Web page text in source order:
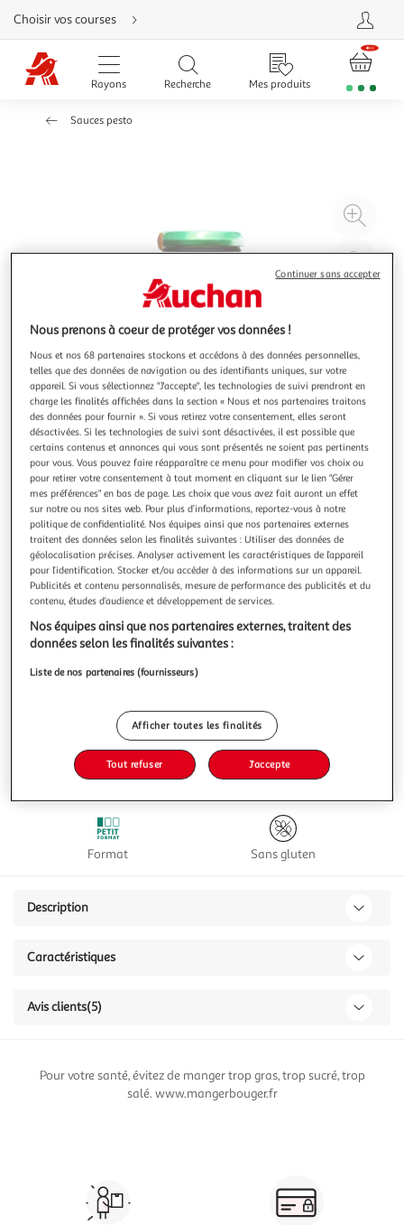
Aller
directement
au
contenu
Aller
directement
Aller
d'aide
Choisir vos courses
Rayons Recherche Mes produits
Sauces pesto
à
3.8 (5)
SACLA
Sauce pesto bio alla genovese sans gluten en bocal
Découvrez notre recette de sauce Pesto alla genovese bio
Saclà. Saclà spécialiste des sauces italiennes. Grand
classique de la cuisine italienne élaboré à partir d'un
basilic 100% Italie. Idéale sur des pâtes saupoudrées de
parmesan. Basilic 100% Italie, convient aux cœliaques.
En savoir +
Vous voulez connaître le prix de ce produit ?
Afficher le prix
Eurofeuille - Bio européen
Format Sans gluten
Description
Caractéristiques
Avis clients(5)
Pour votre santé, évitez de manger trop gras, trop sucré, trop
salé. www.mangerbouger.fr
Nous prenons à coeur de protéger vos données !
Nous et nos 68 partenaires stockons et accédons à des données personnelles,
telles que des données de navigation ou des identifiants uniques, sur votre
appareil. Si vous sélectionnez "J'accepte", les technologies de suivi prendront en
charge les finalités affichées dans la section « Nous et nos partenaires traitons
des données pour fournir ». Si vous retirez votre consentement, elles seront
désactivées. Si les technologies de suivi sont désactivées, il est possible que
certains contenus et annonces qui vous sont présentés ne soient pas pertinents
pour vous. Vous pouvez faire réapparaître ce menu pour modifier vos choix ou
pour retirer votre consentement à tout moment en cliquant sur le lien "Gérer
mes préférences" en bas de page. Les choix que vous avez fait auront un effet
sur notre ou nos sites web. Pour plus d’informations, reportez-vous à notre
politique de confidentialité. Nos équipes ainsi que nos partenaires externes
traitent des données selon les finalités suivantes : Utiliser des données de
géolocalisation précises. Analyser activement les caractéristiques de l’appareil
pour l’identification. Stocker et/ou accéder à des informations sur un appareil.
Publicités et contenu personnalisés, mesure de performance des publicités et du
contenu, études d’audience et développement de services.
Nos équipes ainsi que nos partenaires externes, traitent des
données selon les finalités suivantes :
Liste de nos partenaires (fournisseurs)
Afficher toutes les finalités
Tout refuser J'accepte
Continuer sans accepter